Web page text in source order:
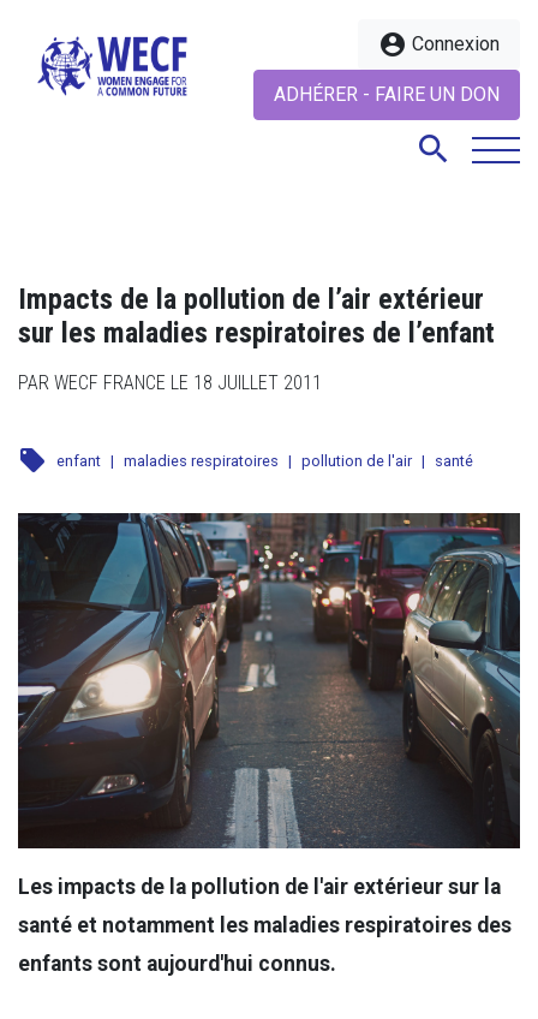
account_circle Connexion
ADHÉRER - FAIRE UN DON
search
Impacts de la pollution de l’air extérieur
sur les maladies respiratoires de l’enfant
PAR WECF FRANCE LE 18 JUILLET 2011
local_offer enfant | maladies respiratoires | pollution de l'air | santé
Les impacts de la pollution de l'air extérieur sur la
santé et notamment les maladies respiratoires des
enfants sont aujourd'hui connus.